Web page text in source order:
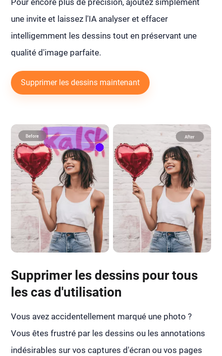
Pour encore plus de précision, ajoutez simplement
une invite et laissez l'IA analyser et effacer
intelligemment les dessins tout en préservant une
qualité d'image parfaite.
Supprimer les dessins maintenant
Supprimer les dessins pour tous
les cas d'utilisation
Vous avez accidentellement marqué une photo ?
Vous êtes frustré par les dessins ou les annotations
indésirables sur vos captures d'écran ou vos pages